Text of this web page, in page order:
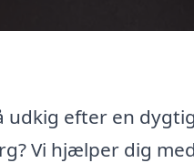
udkig efter en
Vi hjælper dig